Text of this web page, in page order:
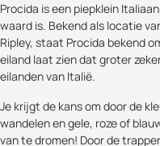
Procida is een piepklein
waard is. Bekend als locatie
Ripley, staat Procida bekend
eiland laat zien dat groter
eilanden van Italië.
Je krijgt de kans om door de
wandelen en gele, roze of
van te dromen! Door de